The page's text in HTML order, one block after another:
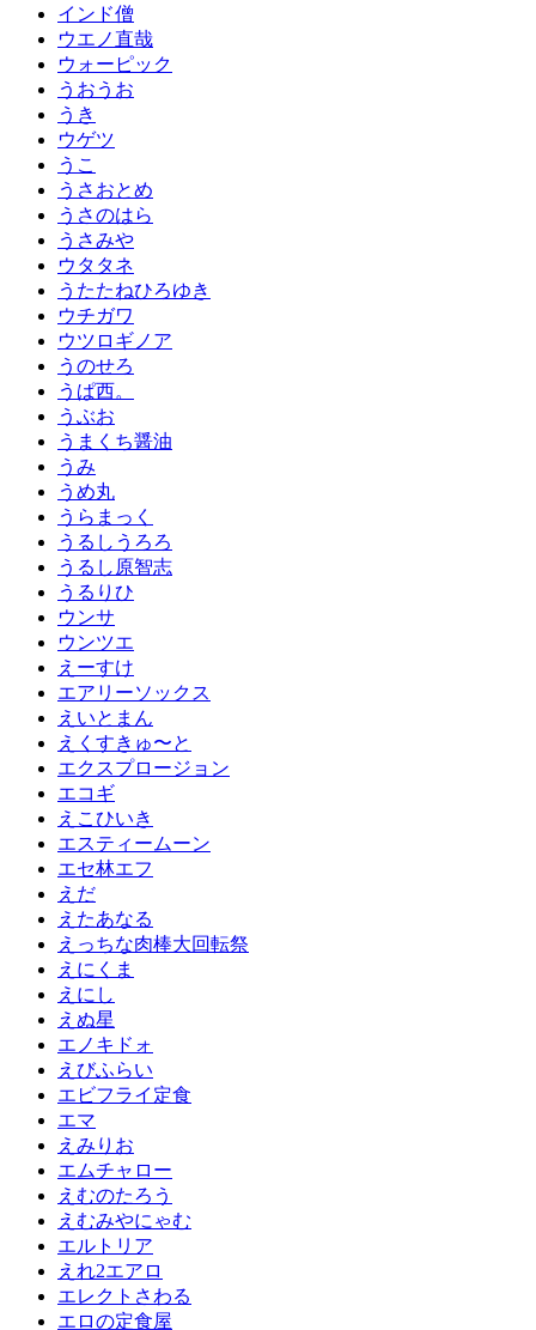
インド僧
ウエノ直哉
ウォーピック
うおうお
うき
ウゲツ
うこ
うさおとめ
うさのはら
うさみや
ウタタネ
うたたねひろゆき
ウチガワ
ウツロギノア
うのせろ
うぱ西。
うぶお
うまくち醤油
うみ
うめ丸
うらまっく
うるしうろろ
うるし原智志
うるりひ
ウンサ
ウンツエ
えーすけ
エアリーソックス
えいとまん
えくすきゅ〜と
エクスプロージョン
エコギ
えこひいき
エスティームーン
エセ林エフ
えだ
えたあなる
えっちな肉棒大回転祭
えにくま
えにし
えぬ星
エノキドォ
えびふらい
エビフライ定食
エマ
えみりお
エムチャロー
えむのたろう
えむみやにゃむ
エルトリア
えれ2エアロ
エレクトさわる
エロの定食屋